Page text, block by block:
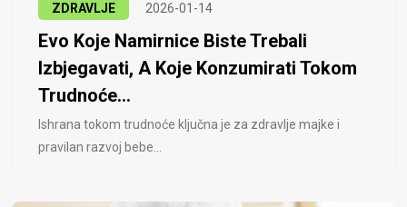
ZDRAVLJE 2026-01-14
Evo Koje Namirnice Biste Trebali
Izbjegavati, A Koje Konzumirati Tokom
Trudnoće...
Ishrana tokom trudnoće ključna je za zdravlje majke i
pravilan razvoj bebe...